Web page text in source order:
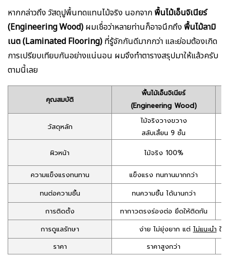
หากกล่าวถึง วัสดุปูพื้นทดแทนไม้จริง นอกจากพื้นไม้เอ็นจิเนียร์
(Engineering Wood) ผมเชื่อว่าหลายท่านก็อาจนึกถึงพื้นไม้ลามิ
เนต (Laminated Flooring) ที่รู้จักกันดีมากกว่า และย่อมต้องเกิด
การเปรียบเทียบกันอย่างแน่นอน ผมจึงทำตารางสรุปมาให้แล้วครับ
ตามนี้เลย
คุณสมบัติ
พื้นไม้เอ็นจิเนียร์
(Engineering Wood)
วัสดุหลัก
ไม้จริงวางขวาง
สลับเสี้ยน 9 ชั้น
ผิวหน้า ไม้จริง 100%
ความแข็งแรงทนทาน
แข็งแรง ทนทานมากกว่า
ทนต่อความชื้น
ทนความชื้น ได้นานกว่า
การติดตั้ง
ทากาวตรงร่องต่อ ยึดให้ติดกัน
การดูแลรักษา
ง่าย ไม่ยุ่งยาก แต่ ไม่แนะนำ ให้
ราคา
ราคาสูงกว่า